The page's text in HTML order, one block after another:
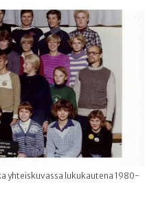
yhteiskuvassa lukukautena 1980-